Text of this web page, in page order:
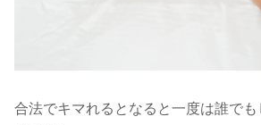
合法でキマれるとなると一度は誰で